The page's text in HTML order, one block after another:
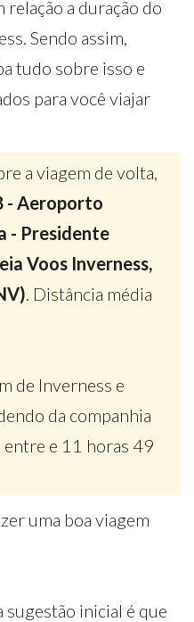
a duração do
Sendo assim,
tudo sobre isso e
para você viajar
a viagem de volta,
- Aeroporto
- Presidente
Voos Inverness,
. Distância média
de Inverness e
da companhia
entre e 11 horas 49
uma boa viagem
sugestão inicial é que